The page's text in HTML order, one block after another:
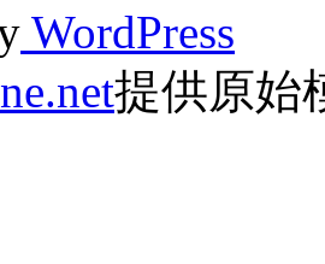
WordPress
提供原始